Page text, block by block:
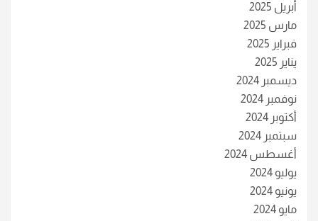
أبريل 2025
مارس 2025
فبراير 2025
يناير 2025
ديسمبر 2024
نوفمبر 2024
أكتوبر 2024
سبتمبر 2024
أغسطس 2024
يوليو 2024
يونيو 2024
مايو 2024